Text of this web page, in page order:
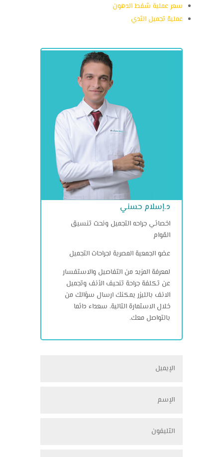
سعر عملية شفط الدهون
عملية تجميل الثدي
د.إسلام حسني
اخصائي جراحه التجميل ونحت تنسيق
القوام
عضو الجمعية المصرية لجراحات التجميل
لمعرفة المزيد من التفاصيل والاستفسار
عن تكلفة جراحة تنحيف الأنف وتجميل
الانف بالليزر يمكنك ارسال سؤالك من
خلال الاستمارة التالية، سعداء دائما
بالتواصل معك.